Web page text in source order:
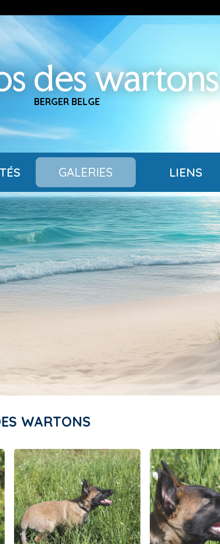
des wartons
BERGER BELGE
GALERIES LIENS
WARTONS